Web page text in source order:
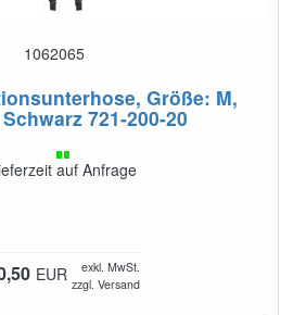
1062065
Größe: M,
721-200-20
auf Anfrage
EUR
exkl. MwSt.
zzgl. Versand